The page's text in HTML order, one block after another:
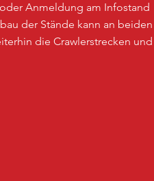
Anmeldung am Infostand
der Stände kann an beiden
die Crawlerstrecken und